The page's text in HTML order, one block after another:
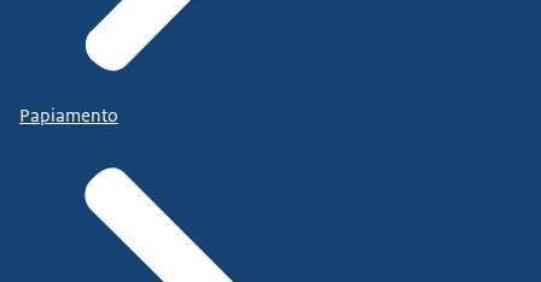
Papiamento